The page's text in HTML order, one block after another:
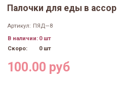
Палочки для еды в ассор
Артикул: ПЯД—8
В наличии: 0 шт
Скоро:
0 шт
100.00 руб